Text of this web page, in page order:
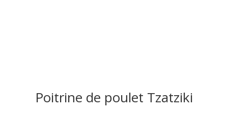
Poitrine de poulet Tzatziki